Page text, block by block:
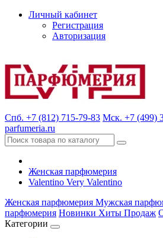
Личный кабинет
Регистрация
Авторизация
Спб. +7 (812) 715-79-83 Мск. +7 (499)
parfumeria.ru
Женская парфюмерия
Valentino Very Valentino
Женская парфюмерия Мужская
парфюмерия Новинки Хиты Продаж
Категории